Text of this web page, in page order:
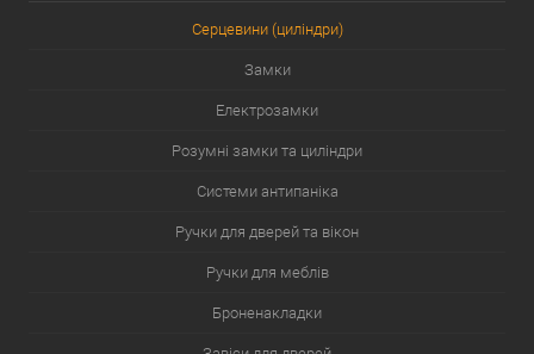
Серцевини (циліндри)
Замки
Електрозамки
Розумні замки та циліндри
Системи антипаніка
Ручки для дверей та вікон
Ручки для меблів
Броненакладки